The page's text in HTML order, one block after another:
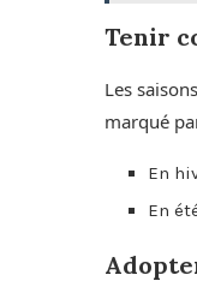
Tenir
Les
marqué
En
En